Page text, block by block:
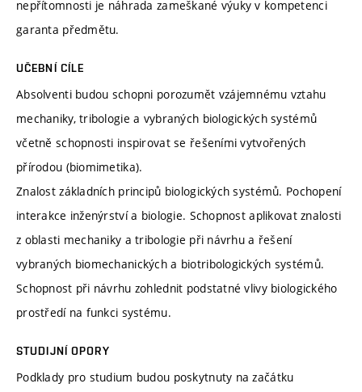
nepřítomnosti je náhrada zameškané výuky v kompetenci
garanta předmětu.
UČEBNÍ CÍLE
Absolventi budou schopni porozumět vzájemnému vztahu
mechaniky, tribologie a vybraných biologických systémů
včetně schopnosti inspirovat se řešeními vytvořených
přírodou (biomimetika).
Znalost základních principů biologických systémů. Pochopení
interakce inženýrství a biologie. Schopnost aplikovat znalosti
z oblasti mechaniky a tribologie při návrhu a řešení
vybraných biomechanických a biotribologických systémů.
Schopnost při návrhu zohlednit podstatné vlivy biologického
prostředí na funkci systému.
STUDIJNÍ OPORY
Podklady pro studium budou poskytnuty na začátku